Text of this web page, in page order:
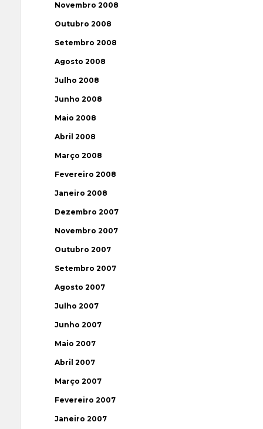
Novembro 2008
Outubro 2008
Setembro 2008
Agosto 2008
Julho 2008
Junho 2008
Maio 2008
Abril 2008
Março 2008
Fevereiro 2008
Janeiro 2008
Dezembro 2007
Novembro 2007
Outubro 2007
Setembro 2007
Agosto 2007
Julho 2007
Junho 2007
Maio 2007
Abril 2007
Março 2007
Fevereiro 2007
Janeiro 2007